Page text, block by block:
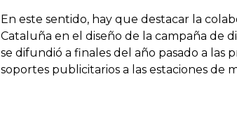
En este sentido, hay que destacar la
Cataluña en el diseño de la campaña de
se difundió a finales del año pasado a las
soportes publicitarios a las estaciones de